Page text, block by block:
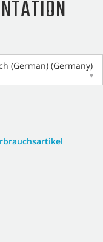
(German) (Germany)
▼